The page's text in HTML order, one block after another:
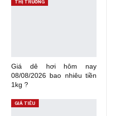
THỊ TRƯỜNG
Giá dê hơi hôm nay
08/08/2026 bao nhiêu tiền
1kg ?
GIÁ TIÊU